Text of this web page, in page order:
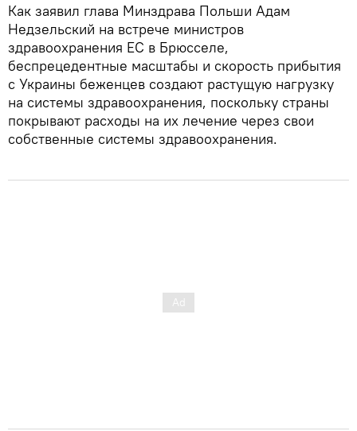
Как заявил глава Минздрава Польши Адам
Недзельский на встрече министров
здравоохранения ЕС в Брюсселе,
беспрецедентные масштабы и скорость прибытия
с Украины беженцев создают растущую нагрузку
на системы здравоохранения, поскольку страны
покрывают расходы на их лечение через свои
собственные системы здравоохранения.